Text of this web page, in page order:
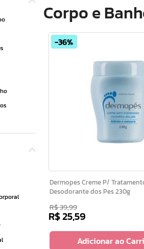
Corpo e
36%
Dermopes Creme P/ Tratamento Cosmetico
Desodorante dos Pes 230g
R$39,99
R$25,59
Adicionar ao
renovil